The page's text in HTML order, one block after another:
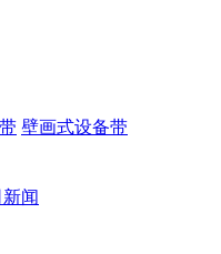
壁画式设备带
闻